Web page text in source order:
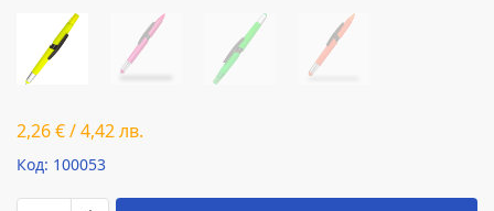
2,26€/4,42лв.
Код: 100053